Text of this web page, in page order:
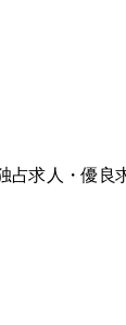
占求人・優良